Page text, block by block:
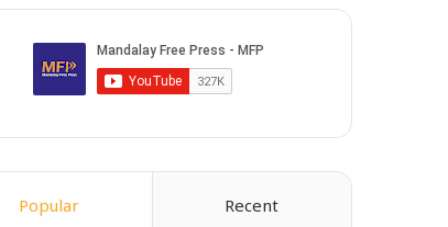
Popular Recent